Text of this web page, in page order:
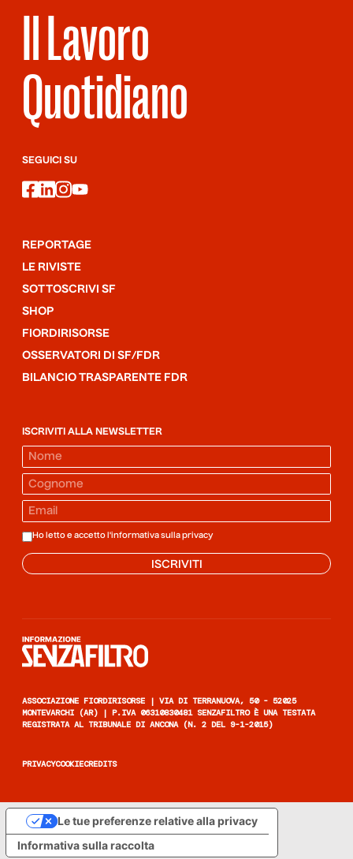
Il Lavoro
Quotidiano
SEGUICI SU
facebook
linkedin
instagram
youtube
REPORTAGE
LE RIVISTE
SOTTOSCRIVI SF
SHOP
FIORDIRISORSE
OSSERVATORI DI SF/FDR
BILANCIO TRASPARENTE FDR
ISCRIVITI ALLA NEWSLETTER
Ho letto e accetto l'informativa sulla privacy
ISCRIVITI
ASSOCIAZIONE FIORDIRISORSE | VIA DI TERRANUOVA, 50 - 52025
MONTEVARCHI (AR) | P.IVA 06310830481 SENZAFILTRO È UNA TESTATA
REGISTRATA AL TRIBUNALE DI ANCONA (N. 2 DEL 9-1-2015)
PRIVACYCOOKIECREDITS
Informativa sulla raccolta
Le tue preferenze relative alla privacy